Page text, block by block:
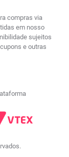
compras via
em nosso
sujeitos
e outras